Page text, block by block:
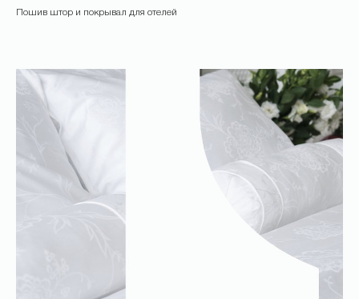
Пошив штор и покрывал для отелей